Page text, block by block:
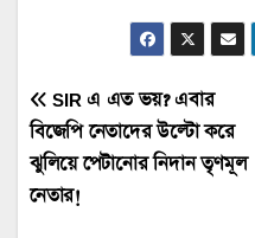
Post
navigation
SIR এ এত ভয়? এবার
বিজেপি নেতাদের উল্টো করে
ঝুলিয়ে পেটানোর নিদান তৃণমূল
নেতার!